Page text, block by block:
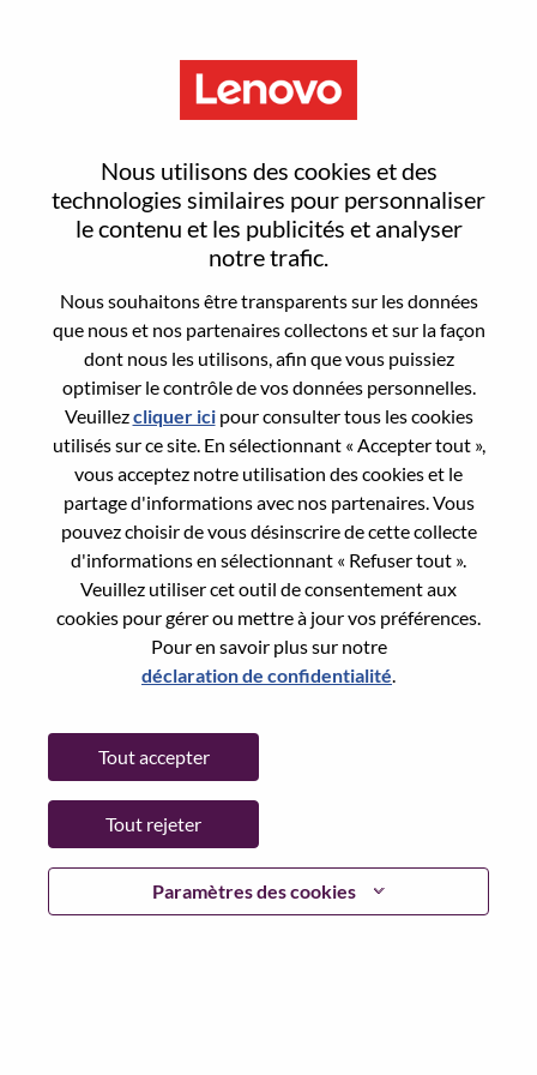
Nous utilisons des cookies et des
technologies similaires pour personnaliser
le contenu et les publicités et analyser
notre trafic.
Nous souhaitons être transparents sur les données
que nous et nos partenaires collectons et sur la façon
dont nous les utilisons, afin que vous puissiez
optimiser le contrôle de vos données personnelles.
Veuillezcliquer icipour consulter tous les cookies
utilisés sur ce site. En sélectionnant « Accepter tout »,
vous acceptez notre utilisation des cookies et le
partage d'informations avec nos partenaires. Vous
pouvez choisir de vous désinscrire de cette collecte
d'informations en sélectionnant « Refuser tout ».
Veuillez utiliser cet outil de consentement aux
cookies pour gérer ou mettre à jour vos préférences.
Pour en savoir plus sur notre
déclaration de confidentialité.
Paramètres des cookies
Tout accepter
Tout rejeter
Reset password
Are you sure you want to reset your
Enter the email address associated with your
account, then click "Continue".
We will email you a link to reset your
password.
Reset password with your e-mail
E-mail*
Continue
Go Back